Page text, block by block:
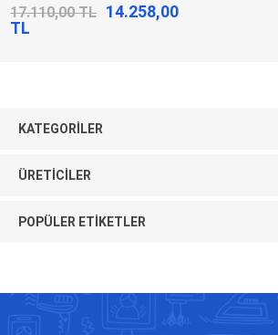
17.110,00 TL 14.258,00
TL
KATEGORILER
ÜRETICILER
POPÜLER ETIKETLER